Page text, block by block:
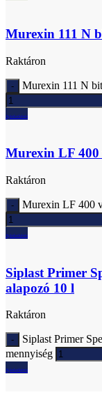
Murexin 111 N
Raktáron
Murexin 111 N
Ajánlatkérés
Murexin LF 400
Raktáron
Murexin LF 400
Ajánlatkérés
Siplast Primer
alapozó 10 l
Raktáron
Siplast Primer
mennyiség
Ajánlatkérés